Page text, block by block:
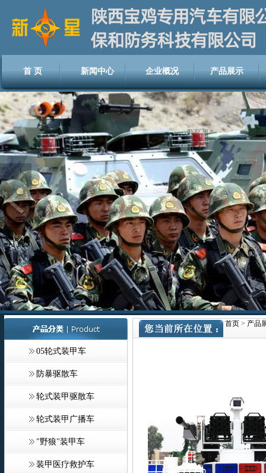
首 页 新闻中心 企业概况 产品展示
05轮式装甲车
防暴驱散车
轮式装甲驱散车
轮式装甲广播车
"野狼"装甲车
装甲医疗救护车
首页 > 产品